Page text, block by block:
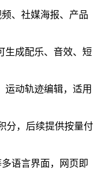
、社媒海报、产品
生成配乐、音效、短
运动轨迹编辑，适用
分，后续提供按量付
语言界面，网页即